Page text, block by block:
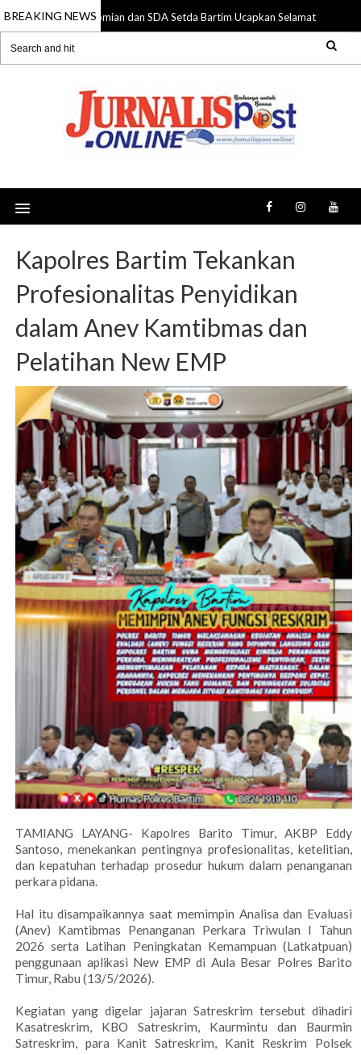
BREAKING NEWS
2026 Bag. Perekonomian dan SDA Setda Bartim Ucapkan Selamat Harjad
Kapolres Bartim Tekankan
Profesionalitas Penyidikan
dalam Anev Kamtibmas dan
Pelatihan New EMP
TAMIANG LAYANG- Kapolres Barito Timur, AKBP Eddy
Santoso, menekankan pentingnya profesionalitas, ketelitian,
dan kepatuhan terhadap prosedur hukum dalam penanganan
perkara pidana.
Hal itu disampaikannya saat memimpin Analisa dan Evaluasi
(Anev) Kamtibmas Penanganan Perkara Triwulan I Tahun
2026 serta Latihan Peningkatan Kemampuan (Latkatpuan)
penggunaan aplikasi New EMP di Aula Besar Polres Barito
Timur, Rabu (13/5/2026).
Kegiatan yang digelar jajaran Satreskrim tersebut dihadiri
Kasatreskrim, KBO Satreskrim, Kaurmintu dan Baurmin
Satreskrim, para Kanit Satreskrim, Kanit Reskrim Polsek